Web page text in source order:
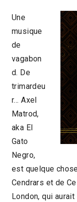
Une
musique
de
vagabon
d. De
trimardeu
r… Axel
Matrod,
aka El
Gato
Negro,
est quelque
Cendrars et de
London, qui